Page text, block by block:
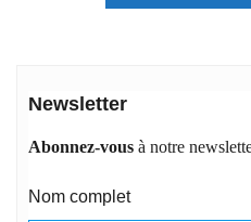
Newsletter
Abonnez-vous à notre
Nom complet